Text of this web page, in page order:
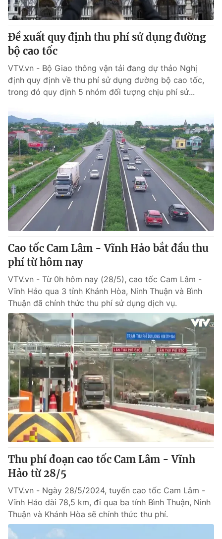
Đề xuất quy định thu phí sử dụng đường
bộ cao tốc
VTV.vn - Bộ Giao thông vận tải đang dự thảo Nghị
định quy định về thu phí sử dụng đường bộ cao tốc,
trong đó quy định 5 nhóm đối tượng chịu phí sử...
Cao tốc Cam Lâm - Vĩnh Hảo bắt đầu thu
phí từ hôm nay
VTV.vn - Từ 0h hôm nay (28/5), cao tốc Cam Lâm -
Vĩnh Hảo qua 3 tỉnh Khánh Hòa, Ninh Thuận và Bình
Thuận đã chính thức thu phí sử dụng dịch vụ.
Thu phí đoạn cao tốc Cam Lâm - Vĩnh
Hảo từ 28/5
VTV.vn - Ngày 28/5/2024, tuyến cao tốc Cam Lâm -
Vĩnh Hảo dài 78,5 km, đi qua ba tỉnh Bình Thuận, Ninh
Thuận và Khánh Hòa sẽ chính thức thu phí.